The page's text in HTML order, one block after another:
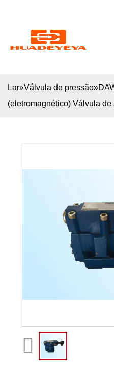
Lar»Válvula de pressão»
(eletromagnético) Válvula